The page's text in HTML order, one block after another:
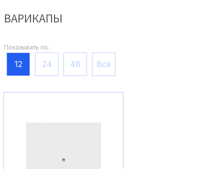
ВАРИКАПЫ
Показывать по:
12 24 48 Все